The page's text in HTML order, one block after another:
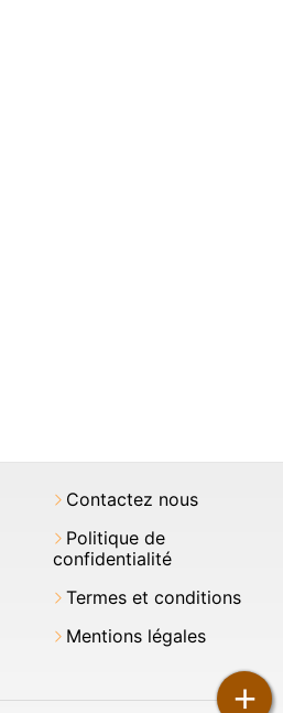
+
Contactez nous
Politique de
confidentialité
Termes et conditions
Mentions légales